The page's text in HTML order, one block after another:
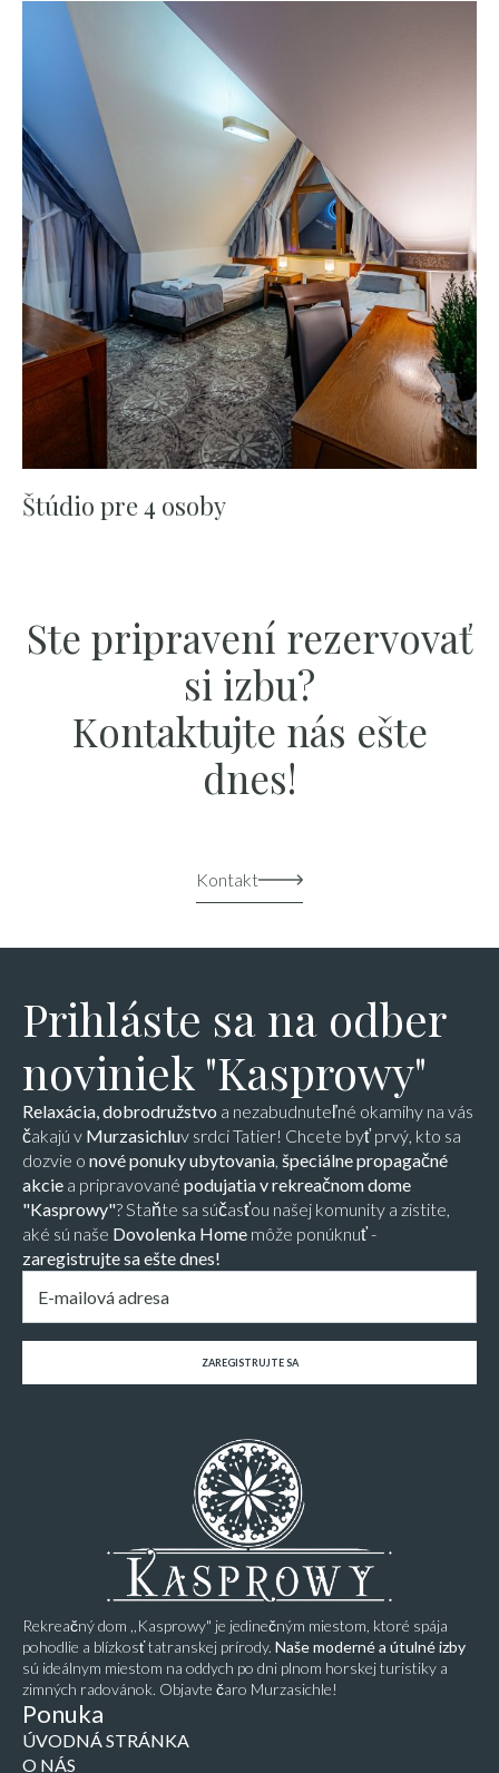
Štúdio pre 4 osoby
Ste pripravení rezervovať
si izbu?
Kontaktujte nás ešte
dnes!
Kontakt
Prihláste sa na odber
noviniek "Kasprowy"
Relaxácia, dobrodružstvo a nezabudnuteľné okamihy na vás
čakajú v Murzasichluv srdci Tatier! Chcete byť prvý, kto sa
dozvie o nové ponuky ubytovania, špeciálne propagačné
akcie a pripravované podujatia v rekreačnom dome
"Kasprowy"? Staňte sa súčasťou našej komunity a zistite,
aké sú naše Dovolenka Home môže ponúknuť -
zaregistrujte sa ešte dnes!
E-
mail
ZAREGISTRUJTE SA
Rekreačný dom ,,Kasprowy" je jedinečným miestom, ktoré spája
pohodlie a blízkosť tatranskej prírody. Naše moderné a útulné izby
sú ideálnym miestom na oddych po dni plnom horskej turistiky a
zimných radovánok. Objavte čaro Murzasichle!
Ponuka
ÚVODNÁ STRÁNKA
O NÁS